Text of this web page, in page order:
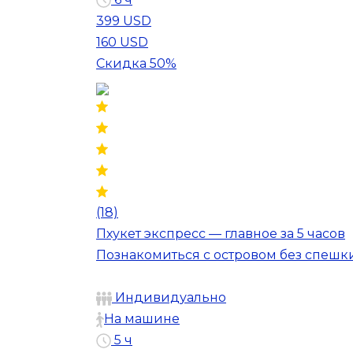
399 USD
160 USD
Скидка 50%
(18)
Пхукет экспресс — главное за 5 часов
Познакомиться с островом без
Индивидуально
На машине
5 ч